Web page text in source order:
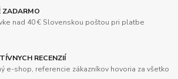
ZADARMO
nad 40 € Slovenskou poštou pri platbe
RECENZIÍ
e-shop, referencie zákazníkov hovoria za všetko